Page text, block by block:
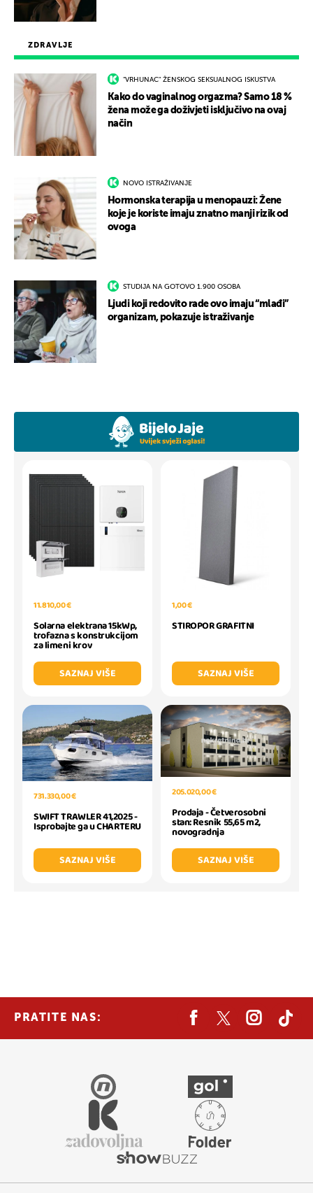
ZDRAVLJE
"VRHUNAC" ŽENSKOG SEKSUALNOG ISKUSTVA
Kako do vaginalnog orgazma? Samo 18 %
žena može ga doživjeti isključivo na ovaj
način
NOVO ISTRAŽIVANJE
Hormonska terapija u menopauzi: Žene
koje je koriste imaju znatno manji rizik od
ovoga
STUDIJA NA GOTOVO 1.900 OSOBA
Ljudi koji redovito rade ovo imaju “mlađi”
organizam, pokazuje istraživanje
11.810,00 €
Solarna elektrana 15kWp,
trofazna s konstrukcijom
za limeni krov
SAZNAJ VIŠE
1,00 €
STIROPOR GRAFITNI
SAZNAJ VIŠE
731.330,00 €
SWIFT TRAWLER 41,2025 -
Isprobajte ga u CHARTERU
SAZNAJ VIŠE
205.020,00 €
Prodaja - Četverosobni
stan: Resnik 55,65 m2,
novogradnja
SAZNAJ VIŠE
PRATITE NAS: